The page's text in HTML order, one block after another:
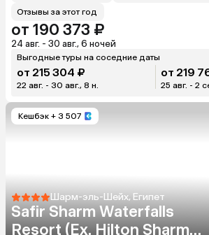
Отзывы за этот год
от 190 373 ₽
24 авг. - 30 авг., 6 ночей
Выгодные туры на соседние даты
от 215 304 ₽
22 авг. - 30 авг., 8 н.
от 219
25 авг. - 2
Кешбэк + 3 507
Шарм-эль-Шейх, Египет
Safir Sharm Waterfalls
Resort (Ex. Hilton Sharm